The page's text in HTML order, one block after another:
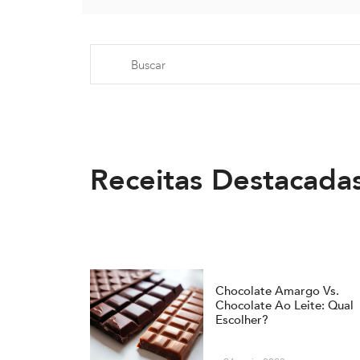
Receitas
Chocolate Amargo Vs.
Chocolate Ao Leite: Qual
Escolher?